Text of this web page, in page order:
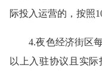
际投入运营的，按照
4.夜色经济街区每
以上入驻协议且实际